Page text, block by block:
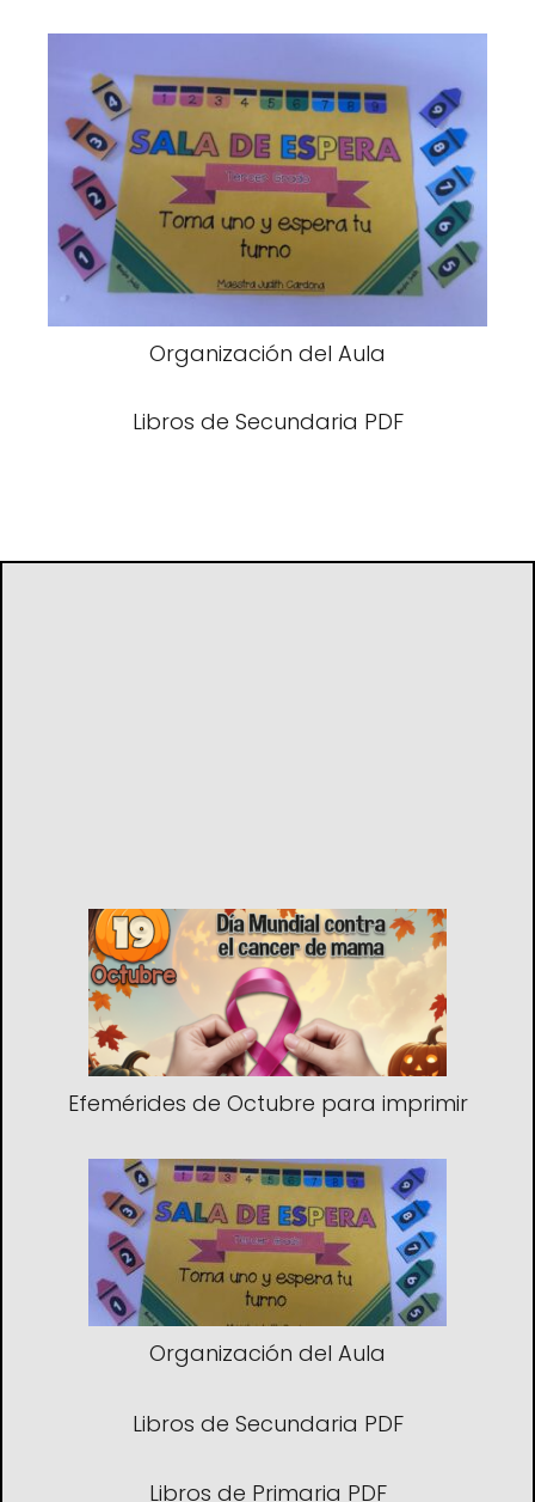
Organización del Aula
Libros de Secundaria PDF
Efemérides de Octubre para imprimir
Organización del Aula
Libros de Secundaria PDF
Libros de Primaria PDF